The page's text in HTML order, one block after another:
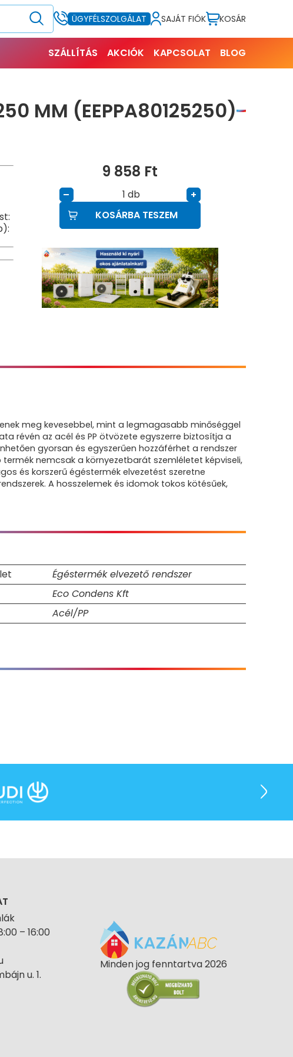
ÜGYFÉLSZOLGÁLAT SAJÁT FIÓK KOSÁR
SZÁLLÍTÁS AKCIÓK KAPCSOLAT
BLOG
MM (EEPPA80125250)
9 858 Ft
– db
+
KOSÁRBA TESZEM
meg kevesebbel, mint a legmagasabb minőséggel
révén az acél és PP ötvözete egyszerre biztosítja a
gyorsan és egyszerűen hozzáférhet a rendszer
nemcsak a környezetbarát szemléletet képviseli,
és korszerű égéstermék elvezetést szeretne
A hosszelemek és idomok tokos kötésűek,
Égéstermék elvezető rendszer
Eco Condens Kft
Acél/PP
– 16:00
u. 1.
Minden jog fenntartva 2026